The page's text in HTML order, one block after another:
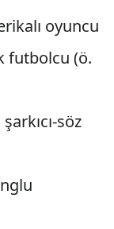
oyuncu
futbolcu (ö.
söz